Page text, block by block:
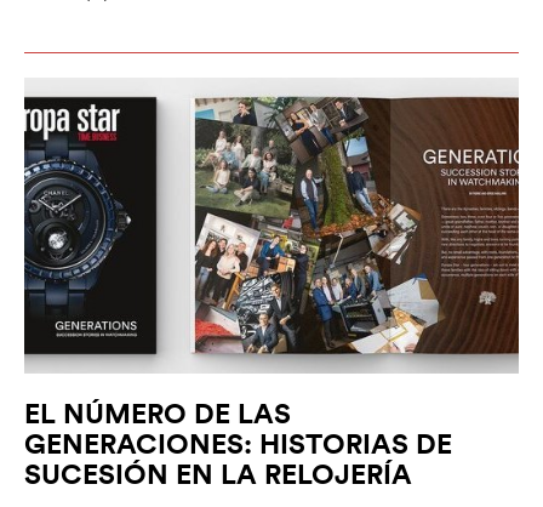
EL NÚMERO DE LAS
GENERACIONES: HISTORIAS DE
SUCESIÓN EN LA RELOJERÍA